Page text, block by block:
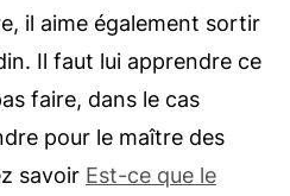
il aime également sortir
Il faut lui apprendre ce
faire, dans le cas
pour le maître des
savoir Est-ce que le